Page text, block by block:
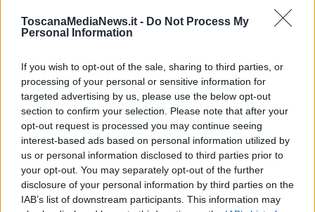
ToscanaMediaNews.it - Do Not Process My
Personal Information
If you wish to opt-out of the sale, sharing to third parties, or
processing of your personal or sensitive information for
targeted advertising by us, please use the below opt-out
section to confirm your selection. Please note that after your
opt-out request is processed you may continue seeing
interest-based ads based on personal information utilized by
us or personal information disclosed to third parties prior to
your opt-out. You may separately opt-out of the further
disclosure of your personal information by third parties on the
IAB’s list of downstream participants. This information may
drammatici per un uomo di 48 anni e per un giovane centauro di
26. I sinistri mortali sono avvenuti nella serata di ieri il primo nel
Livornese, a Rosignano Marittimo, e uno in Valdinievole, a
Montecatini Terme nel Pistoiese.
In entrambi i casi i soccorritori hanno fatto in tempo a condurre i
feriti, gravissimi, in ospedale. Qui però le loro condizioni sono
precipitate e non ce l'hanno fatta. Il ragazzo è stato l'ultimo dei due
a perdere la vita, stamani mattina, nell'ospedale San Jacopo di
Pistoia.